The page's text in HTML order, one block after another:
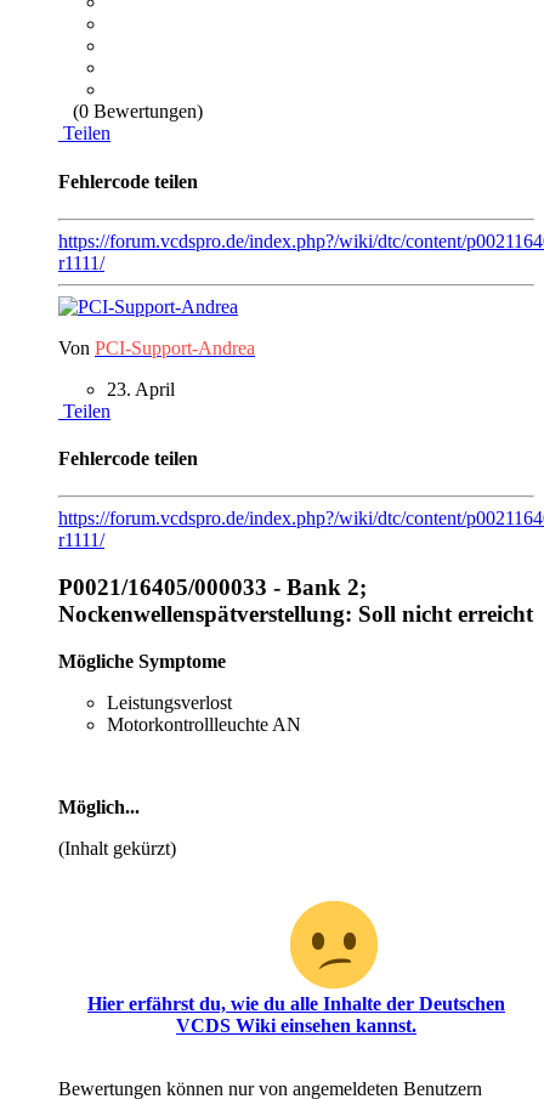
(0 Bewertungen)
Teilen
Fehlercode teilen
https://forum.vcdspro.de/index.php?/wiki/dtc/content/
r1111/
Von PCI-Support-Andrea
23. April
Teilen
Fehlercode teilen
https://forum.vcdspro.de/index.php?/wiki/dtc/content/
r1111/
P0021/16405/000033 - Bank 2;
Nockenwellenspätverstellung: Soll nicht erreicht
Mögliche Symptome
Leistungsverlost
Motorkontrollleuchte AN
Möglich...
(Inhalt gekürzt)
Hier erfährst du, wie du alle Inhalte der Deutschen
VCDS Wiki einsehen kannst.
Bewertungen können nur von angemeldeten Benutzern